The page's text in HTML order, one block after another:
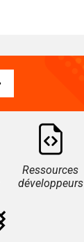
Ressources
développeurs